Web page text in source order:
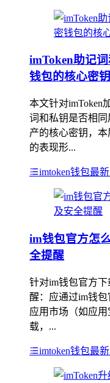
imToken助记
钱包的核心密钥
本文针对
词和私钥是否相
产的核心密钥，
的表现形...
imtoken钱包最
im钱包官方怎
全提醒
针对im钱包官方
醒：应通过im钱
应用市场（如应
载，...
imtoken钱包最